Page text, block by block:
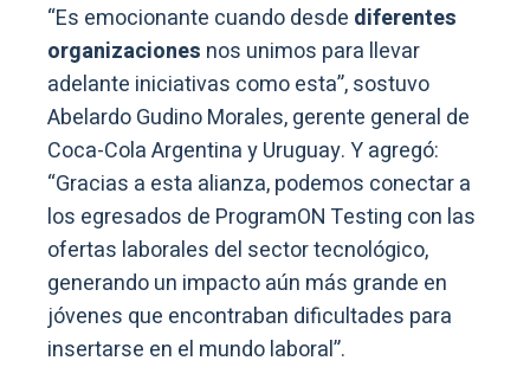
“Es emocionante cuando desde diferentes
organizaciones nos unimos para llevar
adelante iniciativas como esta”, sostuvo
Abelardo Gudino Morales, gerente general de
Coca-Cola Argentina y Uruguay. Y agregó:
“Gracias a esta alianza, podemos conectar a
los egresados de ProgramON Testing con las
ofertas laborales del sector tecnológico,
generando un impacto aún más grande en
jóvenes que encontraban dificultades para
insertarse en el mundo laboral”.